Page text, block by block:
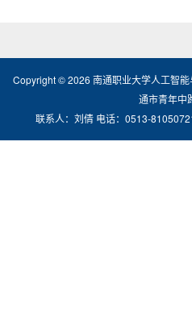
Copyright ©2026 南通职业大学人工智
通市青年中
联系人：刘倩 电话：0513-